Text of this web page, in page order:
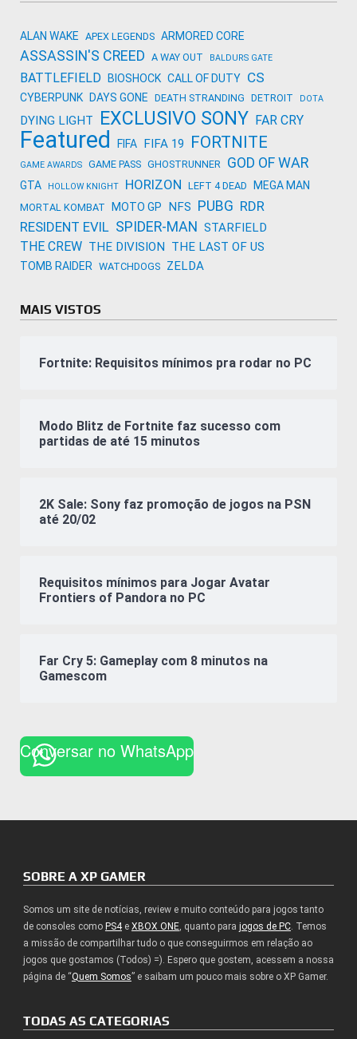
ALAN WAKE APEX LEGENDS ARMORED CORE
ASSASSIN'S CREED A WAY OUT BALDURS GATE
BATTLEFIELD BIOSHOCK CALL OF DUTY CS
CYBERPUNK DAYS GONE DEATH STRANDING DETROIT DOTA
DYING LIGHT EXCLUSIVO SONY FAR CRY
Featured FIFA FIFA 19 FORTNITE
GAME AWARDS GAME PASS GHOSTRUNNER GOD OF WAR
GTA HOLLOW KNIGHT HORIZON LEFT 4 DEAD MEGA MAN
MORTAL KOMBAT MOTO GP NFS PUBG RDR
RESIDENT EVIL SPIDER-MAN STARFIELD
THE CREW THE DIVISION THE LAST OF US
TOMB RAIDER WATCHDOGS ZELDA
MAIS VISTOS
Fortnite: Requisitos mínimos pra rodar no PC
Modo Blitz de Fortnite faz sucesso com
partidas de até 15 minutos
2K Sale: Sony faz promoção de jogos na PSN
até 20/02
Requisitos mínimos para Jogar Avatar
Frontiers of Pandora no PC
Far Cry 5: Gameplay com 8 minutos na
Gamescom
Conversar no WhatsApp
SOBRE A XP GAMER
Somos um site de notícias, review e muito conteúdo para jogos tanto
de consoles como PS4e XBOX ONE, quanto para jogos de PC. Temos
a missão de compartilhar tudo o que conseguirmos em relação ao
jogos que gostamos (Todos) =). Espero que gostem, acessem a nossa
página de “Quem Somos” e saibam um pouco mais sobre o XP Gamer.
TODAS AS CATEGORIAS